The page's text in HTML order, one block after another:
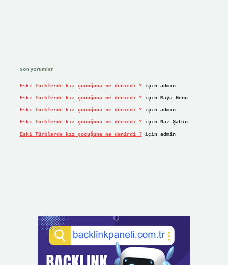
Son yorumlar
Eski Türklerde kız çocuğuna ne denirdi ?için admin
Eski Türklerde kız çocuğuna ne denirdi ?için Maya Genc
Eski Türklerde kız çocuğuna ne denirdi ?için admin
Eski Türklerde kız çocuğuna ne denirdi ?için Naz Şahin
Eski Türklerde kız çocuğuna ne denirdi ?için admin